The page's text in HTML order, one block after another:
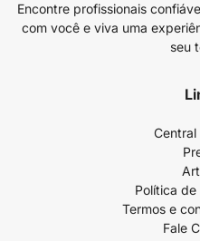
Encontre profissionais
com você e viva uma
seu
Central
Política
Termos e
Fale